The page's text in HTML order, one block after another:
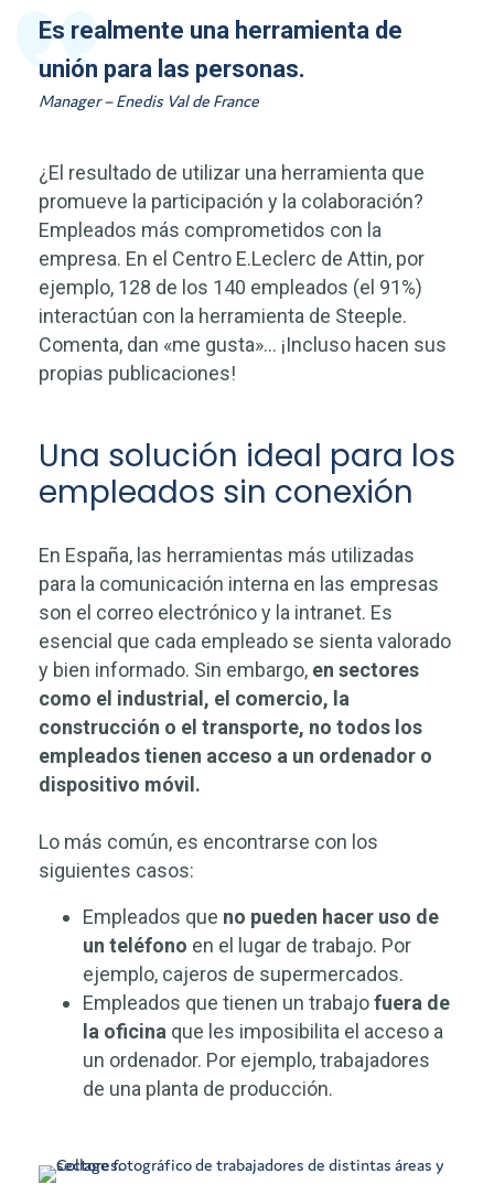
Es realmente una herramienta de
unión para las personas.
Manager – Enedis Val de France
¿El resultado de utilizar una herramienta que
promueve la participación y la colaboración?
Empleados más comprometidos con la
empresa. En el Centro E.Leclerc de Attin, por
ejemplo, 128 de los 140 empleados (el 91%)
interactúan con la herramienta de Steeple.
Comenta, dan «me gusta»… ¡Incluso hacen sus
propias publicaciones!
Una solución ideal para los
empleados sin conexión
En España, las herramientas más utilizadas
para la comunicación interna en las empresas
son el correo electrónico y la intranet. Es
esencial que cada empleado se sienta valorado
y bien informado. Sin embargo, en sectores
como el industrial, el comercio, la
construcción o el transporte, no todos los
empleados tienen acceso a un ordenador o
dispositivo móvil.
Lo más común, es encontrarse con los
siguientes casos:
Empleados que no pueden hacer uso de
un teléfono en el lugar de trabajo. Por
ejemplo, cajeros de supermercados.
Empleados que tienen un trabajofuera de
la oficina que les imposibilita el acceso a
un ordenador. Por ejemplo, trabajadores
de una planta de producción.